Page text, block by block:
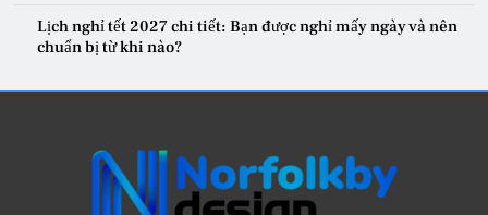
Lịch nghỉ tết 2027 chi tiết: Bạn được nghỉ mấy ngày và nên
chuẩn bị từ khi nào?